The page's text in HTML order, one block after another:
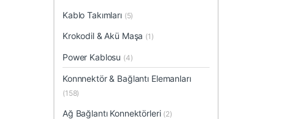
Kablo Takımları (5)
Krokodil & Akü Maşa (1)
Power Kablosu (4)
Konnnektör & Bağlantı Elemanları
(158)
Ağ Bağlantı Konnektörleri (2)